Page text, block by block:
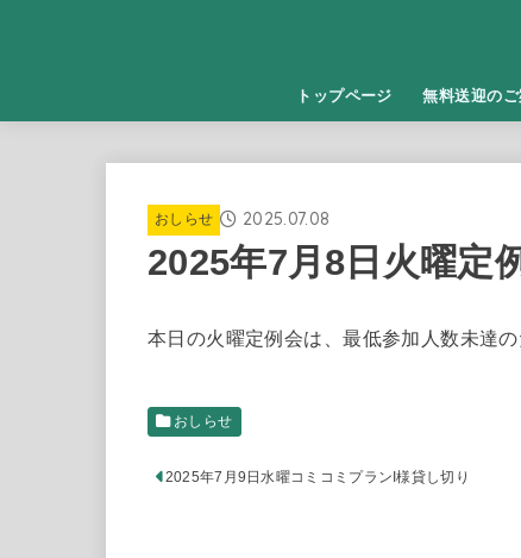
トップページ 無料送迎の
おしらせ 2025.07.08
2025年7月8日火曜定
本日の火曜定例会は、最低参加人数未達の
おしらせ
2025年7月9日水曜コミコミプランI様貸し切り